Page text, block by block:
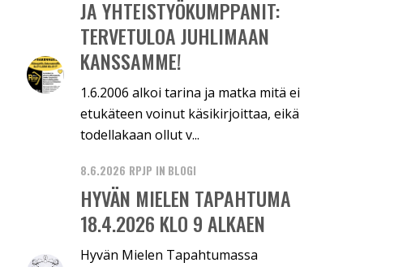
JA YHTEISTYÖKUMPPANIT:
TERVETULOA JUHLIMAAN
KANSSAMME!
1.6.2006 alkoi tarina ja matka mitä ei
etukäteen voinut käsikirjoittaa, eikä
todellakaan ollut v...
8.6.2026 RPJP IN BLOGI
HYVÄN MIELEN TAPAHTUMA
18.4.2026 KLO 9 ALKAEN
Hyvän Mielen Tapahtumassa